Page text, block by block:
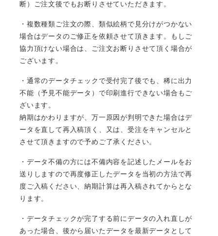
断）ご注文後でもお断りさせていただきます。
・複数種類ご注文の際、類似絵柄で見分けがつかない
場合はデータのご修正を依頼させて頂きます。もしご
協力頂けない場合は、ご注文お断りさせて頂く場合が
ございます。
・通常のデータチェックで受付完了後でも、稀に出力
不能（予見不能データ）で印刷進行できない場合もご
ざいます。
納期はかわりますが、万一原因が判明できた場合はデ
ータを直して再入稿頂く、又は、受注をキャンセルと
させて頂きますので予めご了承ください。
・データ不備の方には不備内容を記述したメールをお
送りしますので再度修正したデータを当初の方法で再
度ご入稿ください、納期計算は再入稿されてからとな
ります。
・データチェックが完了する前にデータの入れ直しが
あった場合、後から届いたデータを最新データとして